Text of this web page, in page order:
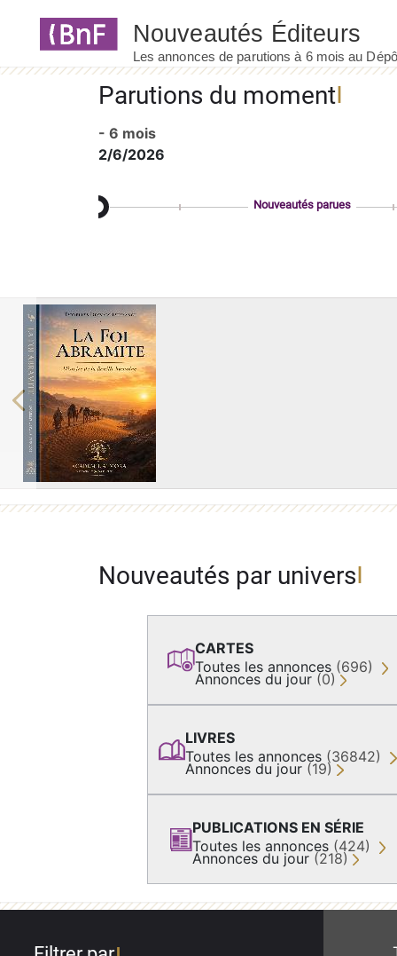
Parutions du moment
- 6 mois
2/6/2026
Nouveautés parues
Previous
Nouveautés par univers
CARTES
Toutes les annonces (696)
Annonces du jour (0)
LIVRES
Toutes les annonces (36842)
Annonces du jour (19)
PUBLICATIONS EN SÉRIE
Toutes les annonces (424)
Annonces du jour (218)